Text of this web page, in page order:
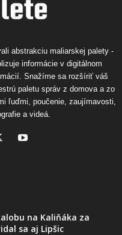
abstrakciu maliarskej palety -
informácie v digitálnom
Snažíme sa rozšíriť váš
paletu správ z domova a zo
ľuďmi, poučenie, zaujímavosti,
a videá.
na Kaliňáka za
sa aj Lipšic